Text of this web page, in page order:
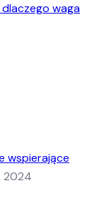
waga
wspierające
2024